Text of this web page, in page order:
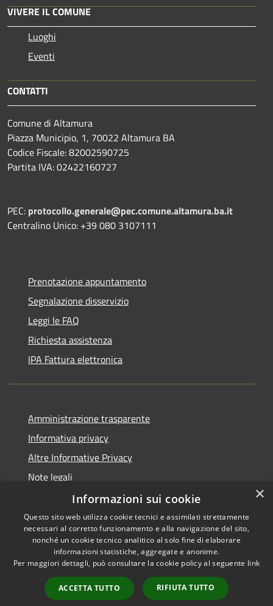
VIVERE IL COMUNE
Luoghi
Eventi
CONTATTI
Comune di Altamura
Piazza Municipio, 1, 70022 Altamura BA
Codice Fiscale: 82002590725
Partita IVA: 02422160727
PEC: protocollo.generale@pec.comune.altamura.ba.it
Centralino Unico: +39 080 3107111
Prenotazione appuntamento
Segnalazione disservizio
Leggi le FAQ
Richiesta assistenza
IPA Fattura elettronica
Amministrazione trasparente
Informativa privacy
Altre Informative Privacy
Note legali
Dichiarazione di accessibilità
RSS
Accessibilità
Copyright © 2026 • Comune di
Municipium•
Accesso
redazione
×
Informazioni sui cookie
Questo sito web utilizza cookie tecnici e assimilati strettamente
necessari al corretto funzionamento e alla navigazione del sito,
nonché un cookie tecnico analitico al solo fine di elaborare
informazioni statistiche, aggregate e anonime.
Per maggiori dettagli, può consultare la cookie policy al seguente link
ACCETTA TUTTO RIFIUTA TUTTO